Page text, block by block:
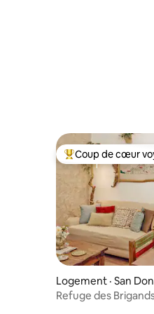
Coup de cœur
Coup de cœur
Logement · San
mino
Refuge des